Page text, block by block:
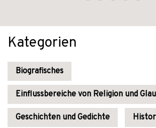
Kategorien
Biografisches
Einflussbereiche von Religion und
Geschichten und Gedichte